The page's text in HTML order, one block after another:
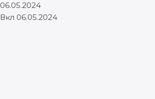
06.05.2024
Вкл 06.05.2024